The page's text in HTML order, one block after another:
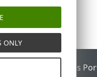
ESET ESET Status
ONLY